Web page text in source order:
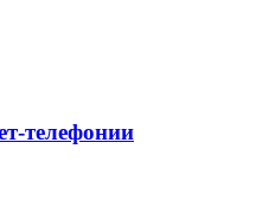
телефонии